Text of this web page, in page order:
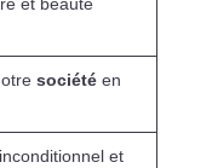
et beauté
sociétéen
et